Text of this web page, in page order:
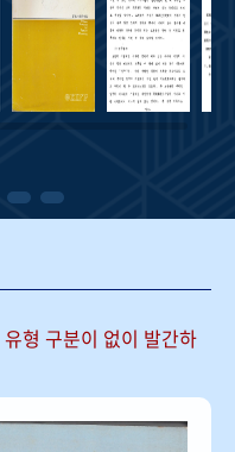
유형 구분이 없이 발간하